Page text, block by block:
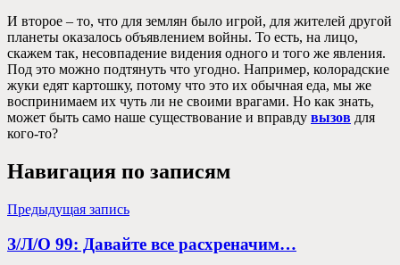
И второе – то, что для землян было игрой, для жителей другой
планеты оказалось объявлением войны. То есть, на лицо,
скажем так, несовпадение видения одного и того же явления.
Под это можно подтянуть что угодно. Например, колорадские
жуки едят картошку, потому что это их обычная еда, мы же
воспринимаем их чуть ли не своими врагами. Но как знать,
может быть само наше существование и вправду вызов для
кого-то?
Навигация по записям
Предыдущая запись
З/Л/О 99: Давайте все расхреначим…